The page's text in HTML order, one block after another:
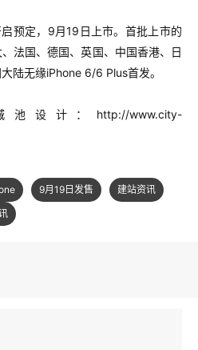
预定，9月19日上市。首批上市的
法国、德国、英国、中国香港、日
陆无缘iPhone 6/6 Plus首发。
池设计： http://www.city-
9月19日发售
建站资讯